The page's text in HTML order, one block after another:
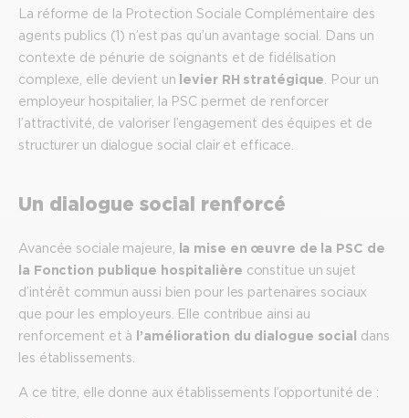
La réforme de la Protection Sociale Complémentaire des
agents publics (1) n’est pas qu’un avantage social. Dans un
contexte de pénurie de soignants et de fidélisation
complexe, elle devient un levier RH stratégique . Pour un
employeur hospitalier, la PSC permet de renforcer
l’attractivité, de valoriser l’engagement des équipes et de
structurer un dialogue social clair et efficace.
Un dialogue social renforcé
Avancée sociale majeure, la mise en œuvre de la PSC de
la Fonction publique hospitalière constitue un sujet
d’intérêt commun aussi bien pour les partenaires sociaux
que pour les employeurs. Elle contribue ainsi au
renforcement et à l’amélioration du dialogue social dans
les établissements.
A ce titre, elle donne aux établissements l’opportunité de :